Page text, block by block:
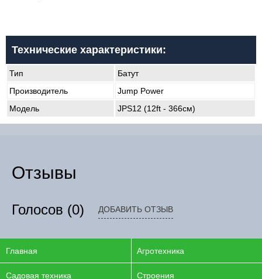
Технические характеристики:
Тип
Батут
Производитель
Jump Power
Модель
JPS12 (12ft - 366см)
Отзывы
Голосов (0) ДОБАВИТЬ ОТЗЫВ
Главная Агротехника
Садовая техника Строения